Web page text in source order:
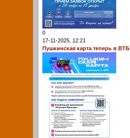
0
17-11-2025, 12:21
Пушкинская карта теперь в ВТБ